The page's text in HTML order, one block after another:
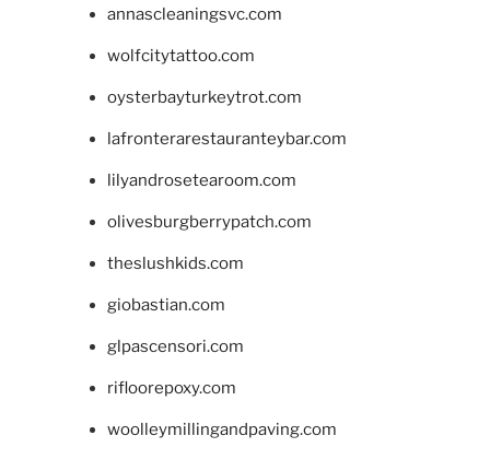
annascleaningsvc.com
wolfcitytattoo.com
oysterbayturkeytrot.com
lafronterarestauranteybar.com
lilyandrosetearoom.com
olivesburgberrypatch.com
theslushkids.com
giobastian.com
glpascensori.com
rifloorepoxy.com
woolleymillingandpaving.com